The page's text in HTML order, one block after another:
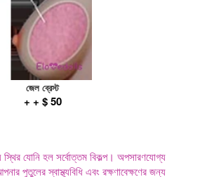
জেল ব্রেস্ট
+ + $ 50
স্থির যোনি হল সর্বোত্তম বিকল্প। অপসারণযোগ্য
পুতুলের স্বাস্থ্যবিধি এবং রক্ষণাবেক্ষণের জন্য